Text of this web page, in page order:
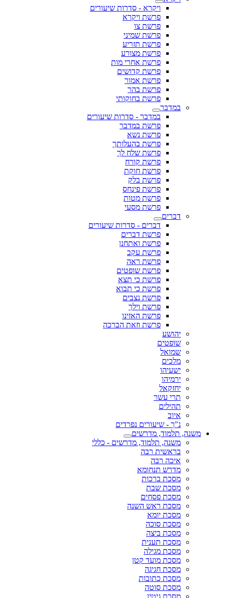
ויקרא - סדרות שיעורים
פרשת ויקרא
פרשת צו
פרשת שמיני
פרשת תזריע
פרשת מצורע
פרשת אחרי מות
פרשת קדושים
פרשת אמור
פרשת בהר
פרשת בחוקותי
במדבר
במדבר - סדרות שיעורים
פרשת במדבר
פרשת נשא
פרשת בהעלותך
פרשת שלח לך
פרשת קורח
פרשת חוקת
פרשת בלק
פרשת פינחס
פרשת מטות
פרשת מסעי
דברים
דברים - סדרות שיעורים
פרשת דברים
פרשת ואתחנן
פרשת עקב
פרשת ראה
פרשת שופטים
פרשת כי תצא
פרשת כי תבוא
פרשת נצבים
פרשת וילך
פרשת האזינו
פרשת וזאת הברכה
יהושע
שופטים
שמואל
מלכים
ישעיהו
ירמיהו
יחזקאל
תרי עשר
תהילים
איוב
נ"ך - שיעורים נפרדים
משנה, תלמוד, מדרשים
משנה, תלמוד, מדרשים - כללי
בראשית רבה
איכה רבה
מדרש תנחומא
מסכת ברכות
מסכת שבת
מסכת פסחים
מסכת ראש השנה
מסכת יומא
מסכת סוכה
מסכת ביצה
מסכת תענית
מסכת מגילה
מסכת מועד קטן
מסכת חגיגה
מסכת כתובות
מסכת סוטה